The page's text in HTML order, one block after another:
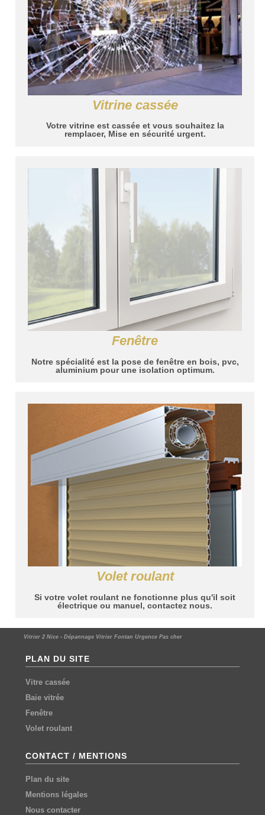
Vitrine cassée
Votre vitrine est cassée et vous souhaitez la
remplacer, Mise en sécurité urgent.
Fenêtre
Notre spécialité est la pose de fenêtre en bois, pvc,
aluminium pour une isolation optimum.
Volet roulant
Si votre volet roulant ne fonctionne plus qu'il soit
électrique ou manuel, contactez nous.
Vitrier 2 Nice › Dépannage Vitrier Fontan Urgence Pas cher
PLAN DU SITE
Vitre cassée
Baie vitrée
Fenêtre
Volet roulant
CONTACT / MENTIONS
Plan du site
Mentions légales
Nous contacter